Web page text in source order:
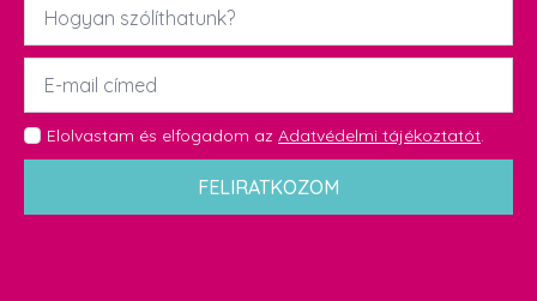
Email
GDPR
*
Elolvastam és elfogadom az Adatvédelmi tájékoztatót.
FELIRATKOZOM